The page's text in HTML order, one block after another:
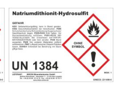
HINZUFÜGEN